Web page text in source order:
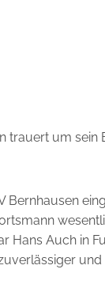
trauert um
Bernhausen
Hans Auch in
und